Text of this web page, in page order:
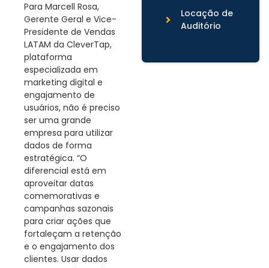
Para Marcell Rosa,
Gerente Geral e Vice-
Presidente de Vendas
LATAM da CleverTap,
plataforma
especializada em
marketing digital e
engajamento de
usuários, não é preciso
ser uma grande
empresa para utilizar
dados de forma
estratégica. “O
diferencial está em
aproveitar datas
comemorativas e
campanhas sazonais
para criar ações que
fortaleçam a retenção
e o engajamento dos
clientes. Usar dados
Locação de
Auditório